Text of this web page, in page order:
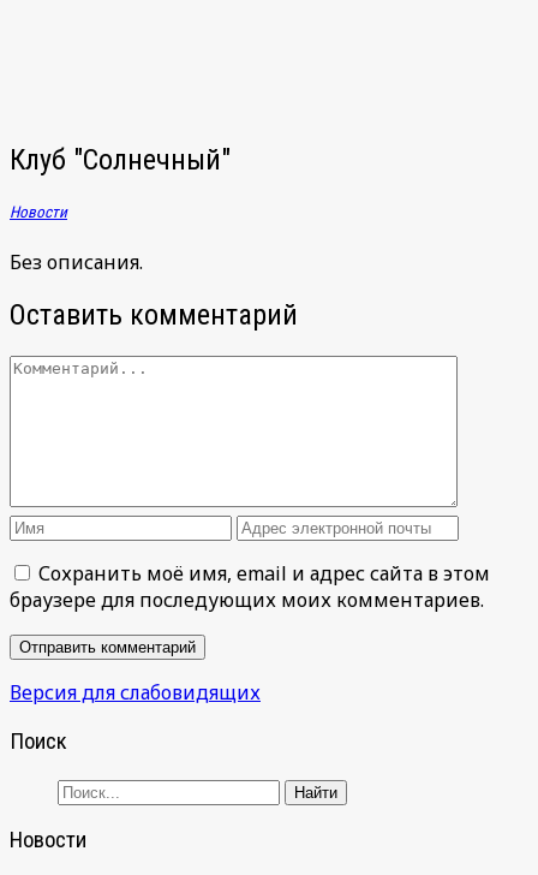
Клуб "Солнечный"
Новости
Без описания.
Оставить комментарий
Сохранить моё имя, email и адрес сайта в этом
браузере для последующих моих комментариев.
Версия для слабовидящих
Поиск
Новости